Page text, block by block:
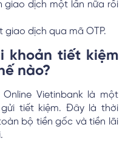
giao dịch một lần nữa rồi
giao dịch qua mã OTP.
khoản tiết kiệm
nào?
Vietinbank là một
tiết kiệm. Đây là thời
bộ tiền gốc và tiền lãi